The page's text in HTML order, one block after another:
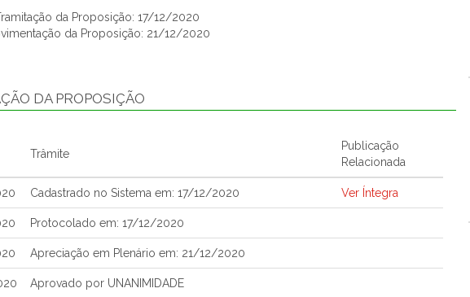
da Proposição: 17/12/2020
da Proposição: 21/12/2020
DA PROPOSIÇÃO
Trâmite
Publicação
Relacionada
Cadastrado no Sistema em: 17/12/2020 Ver Íntegra
Protocolado em: 17/12/2020
Apreciação em Plenário em: 21/12/2020
Aprovado por UNANIMIDADE